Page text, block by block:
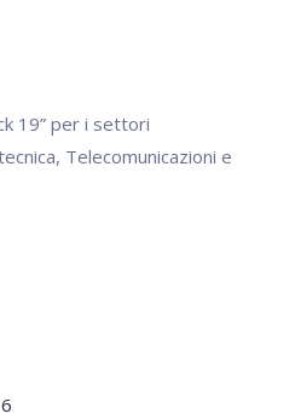
19” per i settori
Telecomunicazioni e